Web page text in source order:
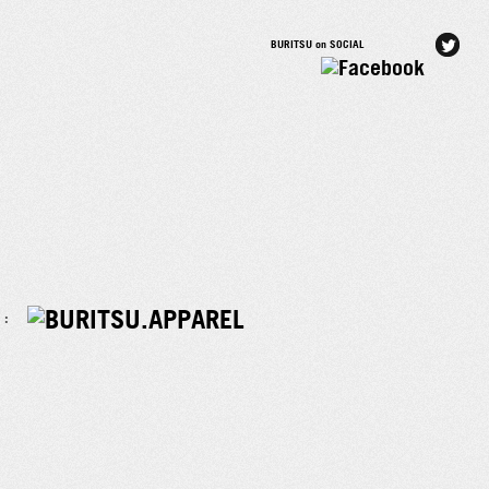
BURITSU on SOCIAL
: